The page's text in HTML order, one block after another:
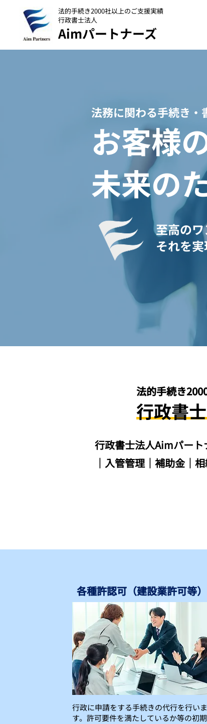
法的手続き2000社以上のご支援実績
行政書士法人
Aimパートナーズ
法務に関わる手続き・
お客様
未来の
至高の
それを
法的手続き
行政書士法人Aimパー
｜入管管理｜補助金｜
行政書
各種許認可（建設業許可等）
行政に申請をする手続きの代行を行いま
す。許可要件を満たしているか等の初